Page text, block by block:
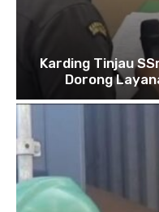
Karding Tinjau
Dorong